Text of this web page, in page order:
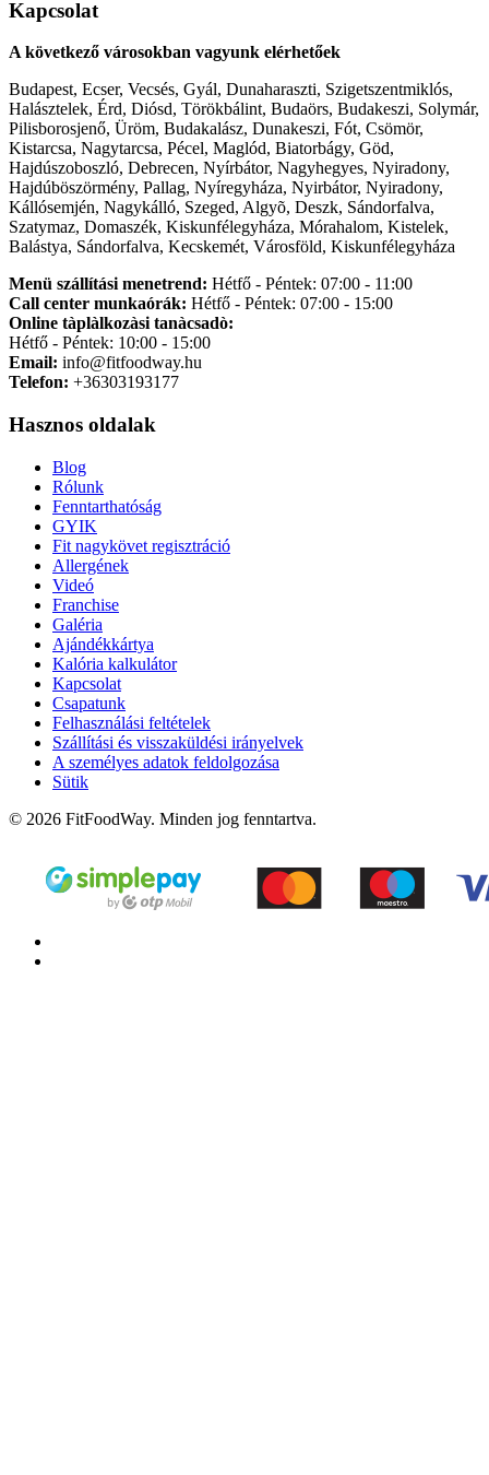
Kapcsolat
A következő városokban vagyunk elérhetőek
Budapest, Ecser, Vecsés, Gyál, Dunaharaszti, Szigetszentmiklós,
Halásztelek, Érd, Diósd, Törökbálint, Budaörs, Budakeszi, Solymár,
Pilisborosjenő, Üröm, Budakalász, Dunakeszi, Fót, Csömör,
Kistarcsa, Nagytarcsa, Pécel, Maglód, Biatorbágy, Göd,
Hajdúszoboszló, Debrecen, Nyírbátor, Nagyhegyes, Nyiradony,
Hajdúböszörmény, Pallag, Nyíregyháza, Nyirbátor, Nyiradony,
Kállósemjén, Nagykálló, Szeged, Algyõ, Deszk, Sándorfalva,
Szatymaz, Domaszék, Kiskunfélegyháza, Mórahalom, Kistelek,
Balástya, Sándorfalva, Kecskemét, Városföld, Kiskunfélegyháza
Menü szállítási menetrend: Hétfő - Péntek: 07:00 - 11:00
Call center munkaórák: Hétfő - Péntek: 07:00 - 15:00
Online tàplàlkozàsi tanàcsadò:
Hétfő - Péntek: 10:00 - 15:00
Email: info@fitfoodway.hu
Telefon: +36303193177
Hasznos oldalak
Blog
Rólunk
Fenntarthatóság
GYIK
Fit nagykövet regisztráció
Allergének
Videó
Franchise
Galéria
Ajándékkártya
Kalória kalkulátor
Kapcsolat
Csapatunk
Felhasználási feltételek
Szállítási és visszaküldési irányelvek
A személyes adatok feldolgozása
Sütik
© 2026 FitFoodWay. Minden jog fenntartva.